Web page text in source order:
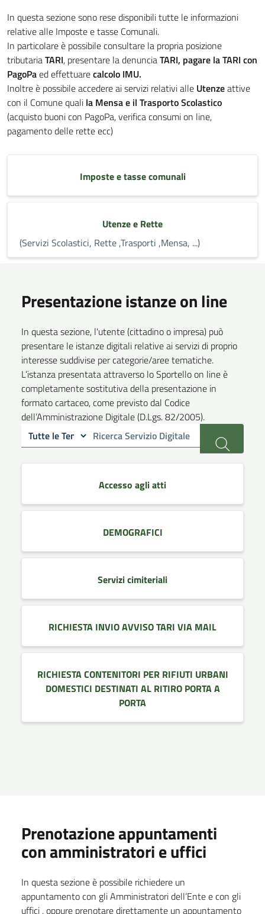
In questa sezione sono rese disponibili tutte le informazioni
relative alle Imposte e tasse Comunali.
In particolare è possibile consultare la propria posizione
tributariaTARI, presentare la denunciaTARI, pagare la TARI con
PagoPaed effettuarecalcolo IMU.
Inoltre è possibile accedere ai servizi relativi alle Utenzeattive
con il Comune quali la Mensa e il Trasporto Scolastico
(acquisto buoni con PagoPa, verifica consumi on line,
pagamento delle rette ecc)
Imposte e tasse comunali
Utenze e Rette
(Servizi Scolastici, Rette ,Trasporti ,Mensa, ...)
Presentazione istanze on line
In questa sezione, l'utente (cittadino o impresa) può
presentare le istanze digitali relative ai servizi di proprio
interesse suddivise per categorie/aree tematiche.
L’istanza presentata attraverso lo Sportello on line è
completamente sostitutiva della presentazione in
formato cartaceo, come previsto dal Codice
dell’Amministrazione Digitale (D.Lgs. 82/2005).
Accesso agli atti
DEMOGRAFICI
Servizi cimiteriali
RICHIESTA INVIO AVVISO TARI VIA MAIL
RICHIESTA CONTENITORI PER RIFIUTI URBANI
DOMESTICI DESTINATI AL RITIRO PORTA A
PORTA
Prenotazione appuntamenti
con amministratori e uffici
In questa sezione è possibile richiedere un
appuntamento con gli Amministratori dell’Ente e con gli
uffici , oppure prenotare direttamente un appuntamento